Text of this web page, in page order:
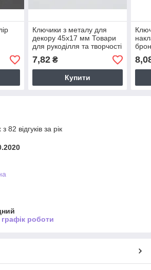
Ключики з металу для
декору 45х17 мм Товари
для рукоділля та творчості
7,82₴
Купити
для
82 відгуків за рік
роботи